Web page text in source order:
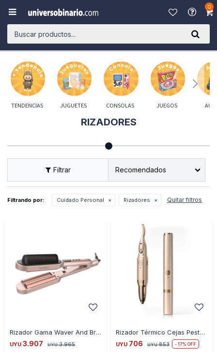
0

TENDENCIAS JUGUETES CONSOLAS JUEGOS
RIZADORES
Recomendados
Filtrando por: Cuidado Personal Rizadores Quitar filtros
Rizador Gama Waver And Brush
UYU 3.907 UYU 3.965
Rizador Térmico Cejas Pestañas Recargable
UYU 706 UYU 853 17